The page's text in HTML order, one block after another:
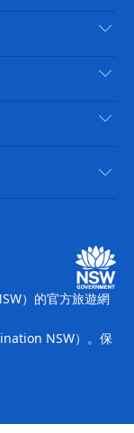
）媒體中心
）的官方旅遊網
NSW）。保